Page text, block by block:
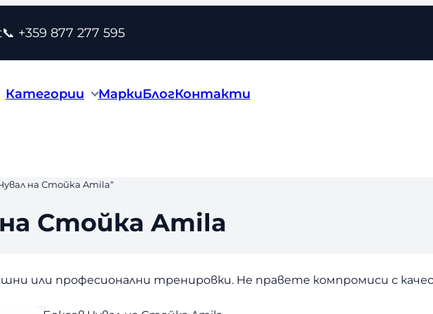
📞 +359 877 277 595
Категории МаркиБлогКонтакти
на Стойка Amila“
Стойка Amila
или професионални тренировки. Не правете компромиси с